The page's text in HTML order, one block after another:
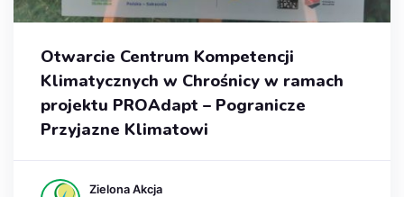
Otwarcie Centrum Kompetencji
Klimatycznych w Chrośnicy w ramach
projektu PROAdapt – Pogranicze
Przyjazne Klimatowi
Zielona Akcja